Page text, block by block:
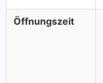
Öffnungszeit